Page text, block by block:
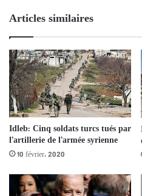
Articles similaires
Idleb: Cinq soldats turcs tués par
l’artillerie de l’armée syrienne
10 février، 2020